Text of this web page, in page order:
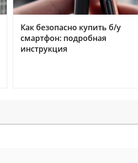
Как безопасно купить б/у
смартфон: подробная
инструкция